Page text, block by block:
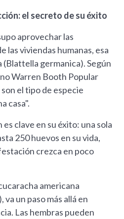
el secreto de su éxito
aprovechar las
las viviendas humanas, esa
(Blattella germanica). Según
Warren Booth Popular
el tipo de especie
casa".
clave en su éxito: una sola
250 huevos en su vida,
crezca en poco
americana
un paso más allá en
Las hembras pueden